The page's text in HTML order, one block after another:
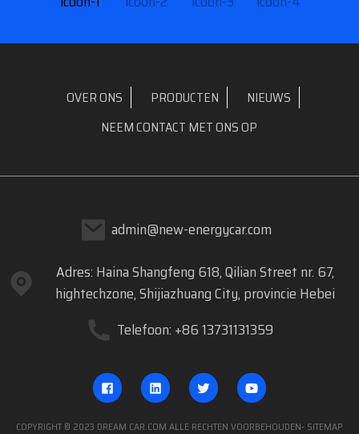
OVER ONS PRODUCTEN
NIEUWS
NEEM CONTACT MET ONS OP
admin@new-energycar.com
Adres: Haina Shangfeng 618, Qilian Street nr. 67,
hightechzone, Shijiazhuang City, provincie Hebei
Telefoon: +86 13731131359
COPYRIGHT © 2023 DREAM CAR.COM ALLE RECHTEN VOORBEHOUDEN- SITEMAP